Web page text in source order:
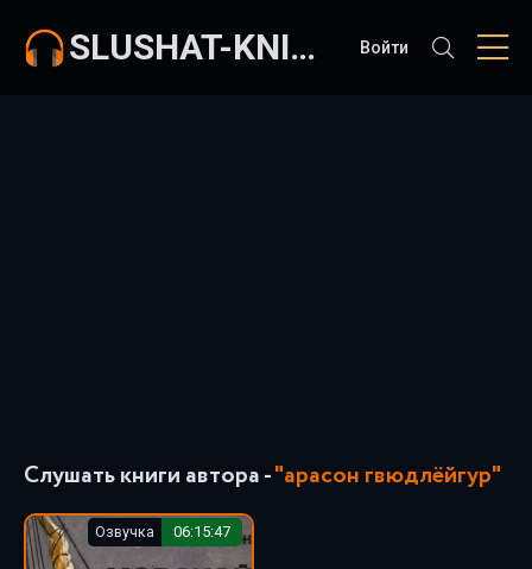
SLUSHAT-KNIGI.COM Войти
Слушать книги автора -"арасон гвюдлёйгур"
Озвучка 06:15:47